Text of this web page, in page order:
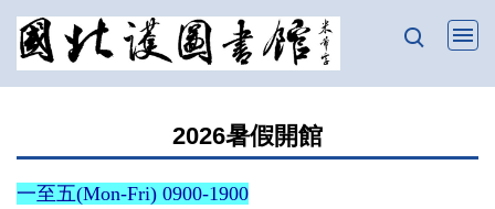
跳
到
區
2026暑假開館
一至五(Mon-Fri) 0900-1900